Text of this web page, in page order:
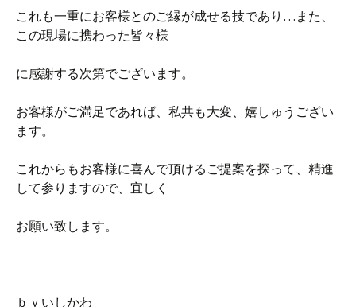
これも一重にお客様とのご縁が成せる技であり…また、
この現場に携わった皆々様
に感謝する次第でございます。
お客様がご満足であれば、私共も大変、嬉しゅうござい
ます。
これからもお客様に喜んで頂けるご提案を探って、精進
して参りますので、宜しく
お願い致します。
ｂｙいしかわ